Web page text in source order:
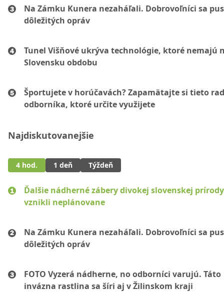
Na Zámku Kunera nezaháľali. Dobrovoľníci sa
dôležitých opráv
Tunel Višňové ukrýva technológie, ktoré nemajú
Slovensku obdobu
Športujete v horúčavách? Zapamätajte si tieto
odborníka, ktoré určite využijete
Najdiskutovanejšie
4 hod. 1 deň Týždeň
Ďalšie nádherné zábery divokej slovenskej prírody
vznikli neplánovane
Na Zámku Kunera nezaháľali. Dobrovoľníci sa
dôležitých opráv
FOTO Vyzerá nádherne, no odborníci varujú. Táto
invázna rastlina sa šíri aj v Žilinskom kraji